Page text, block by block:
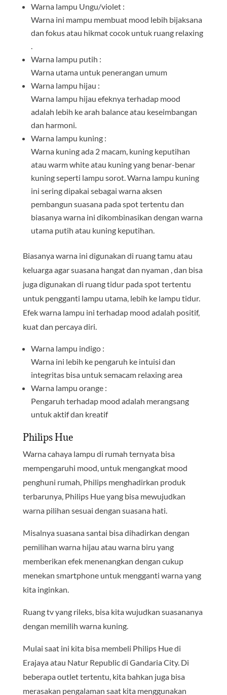
Warna lampu Ungu/violet :
Warna ini mampu membuat mood lebih bijaksana
dan fokus atau hikmat cocok untuk ruang relaxing
Warna lampu putih :
Warna utama untuk penerangan umum
Warna lampu hijau :
Warna lampu hijau efeknya terhadap mood
adalah lebih ke arah balance atau keseimbangan
dan harmoni.
Warna lampu kuning :
Warna kuning ada 2 macam, kuning keputihan
atau warm white atau kuning yang benar-benar
kuning seperti lampu sorot. Warna lampu kuning
ini sering dipakai sebagai warna aksen
pembangun suasana pada spot tertentu dan
biasanya warna ini dikombinasikan dengan warna
utama putih atau kuning keputihan.
Biasanya warna ini digunakan di ruang tamu atau
keluarga agar suasana hangat dan nyaman , dan bisa
juga digunakan di ruang tidur pada spot tertentu
untuk pengganti lampu utama, lebih ke lampu tidur.
Efek warna lampu ini terhadap mood adalah positif,
kuat dan percaya diri.
Warna lampu indigo :
Warna ini lebih ke pengaruh ke intuisi dan
integritas bisa untuk semacam relaxing area
Warna lampu orange :
Pengaruh terhadap mood adalah merangsang
untuk aktif dan kreatif
Philips Hue
Warna cahaya lampu di rumah ternyata bisa
mempengaruhi mood, untuk mengangkat mood
penghuni rumah, Philips menghadirkan produk
terbarunya, Philips Hue yang bisa mewujudkan
warna pilihan sesuai dengan suasana hati.
Misalnya suasana santai bisa dihadirkan dengan
pemilihan warna hijau atau warna biru yang
memberikan efek menenangkan dengan cukup
menekan smartphone untuk mengganti warna yang
kita inginkan.
Ruang tv yang rileks, bisa kita wujudkan suasananya
dengan memilih warna kuning.
Mulai saat ini kita bisa membeli Philips Hue di
Erajaya atau Natur Republic di Gandaria City. Di
beberapa outlet tertentu, kita bahkan juga bisa
merasakan pengalaman saat kita menggunakan